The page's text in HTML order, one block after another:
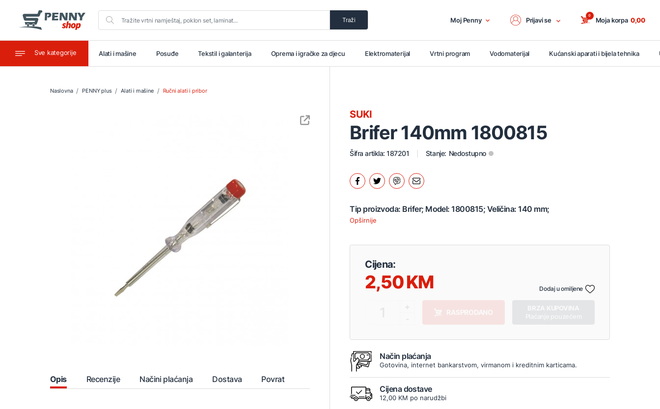
Traži Moj Penny Prijavi se Moja korpa
0
0,00
Sve kategorije
Ugostiteljstvo Alati i mašine Posuđe Tekstil i galanterija Oprema i igračke za djecu Elektromaterijal Vrtni program Vodomaterijal Kućanski aparati i bijela tehnika
Naslovna PENNY plus Alati i mašine Ručni alati i pribor
Opis Recenzije Načini plaćanja Dostava Povrat
Brifer 140mm 1800815
SUKI
Šifra artikla: 187201 Stanje: Nedostupno
Tip proizvoda: Brifer; Model: 1800815; Veličina: 140 mm;
Opširnije
Cijena:
2,50
RASPRODANO
Dodaj u omiljene
Način plaćanja
Gotovina, internet bankarstvom, virmanom i kreditnim karticama.
Cijena dostave
12,00 KM po narudžbi